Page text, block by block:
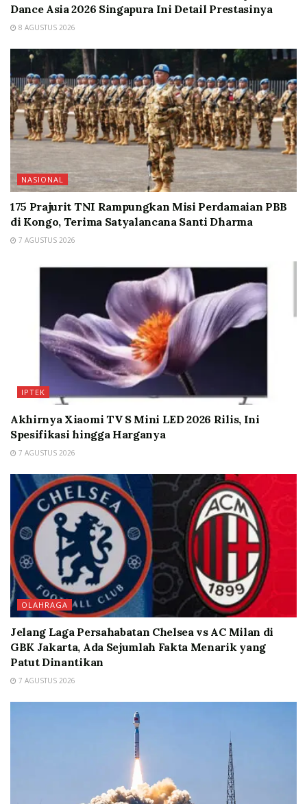
Dance Asia 2026 Singapura Ini Detail Prestasinya
8 AGUSTUS 2026
NASIONAL
175 Prajurit TNI Rampungkan Misi Perdamaian PBB
di Kongo, Terima Satyalancana Santi Dharma
7 AGUSTUS 2026
IPTEK
Akhirnya Xiaomi TV S Mini LED 2026 Rilis, Ini
Spesifikasi hingga Harganya
7 AGUSTUS 2026
OLAHRAGA
Jelang Laga Persahabatan Chelsea vs AC Milan di
GBK Jakarta, Ada Sejumlah Fakta Menarik yang
Patut Dinantikan
7 AGUSTUS 2026